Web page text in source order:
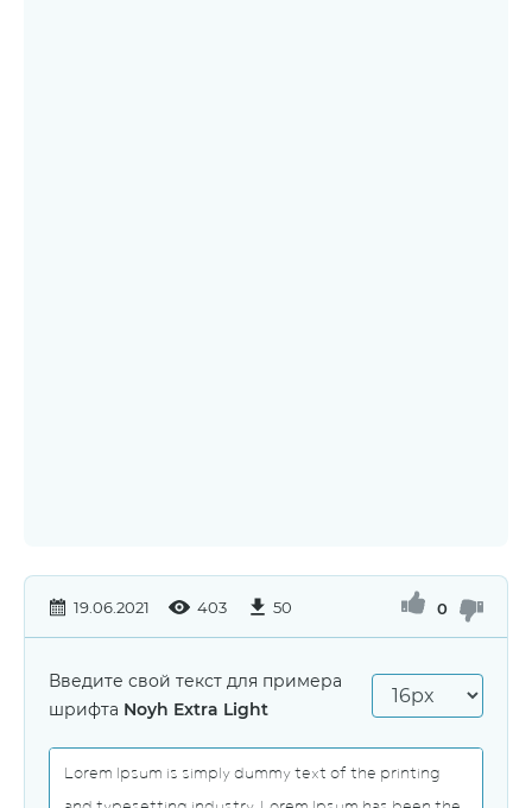
19.06.2021 403 50 0
Введите свой текст для примера
шрифта Noyh Extra Light